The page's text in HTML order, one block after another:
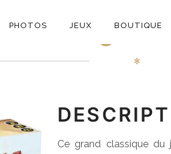
PHOTOS JEUX BOUTIQUE
Through
✻
Ce grand classique du